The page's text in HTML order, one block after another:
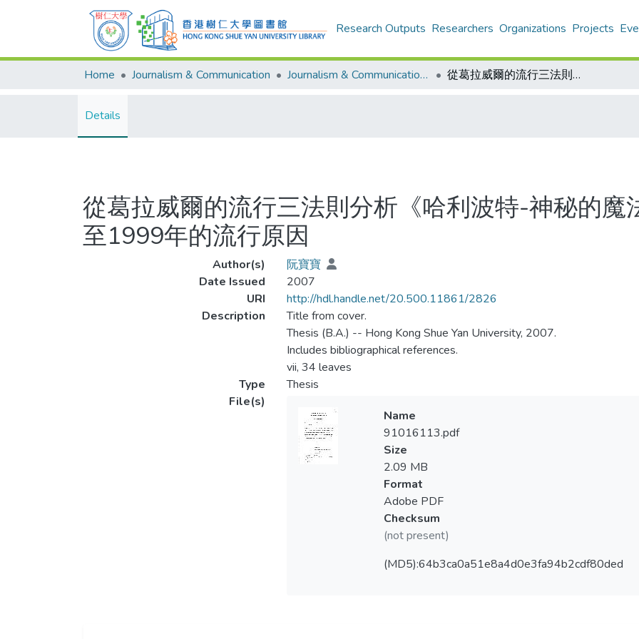
Research Outputs Researchers Organizations Projects
Home Journalism & Communication Journalism & Communication - Theses 從葛拉威爾的流行三法則分析《哈利波特-神秘的魔法石》小說於1997年至1999年的流行原因
Details
從葛拉威爾的流行三法則分析《哈利波特-神秘的魔
至1999年的流行原因
Author(s)
阮寶寶
Date Issued
2007
URI
http://hdl.handle.net/20.500.11861/2826
Description
Title from cover.
Thesis (B.A.) -- Hong Kong Shue Yan University, 2007.
Includes bibliographical references.
vii, 34 leaves
Type
Thesis
File(s)
Name
91016113.pdf
Size
2.09 MB
Format
Adobe PDF
Checksum
(not present)
(MD5):64b3ca0a51e8a4d0e3fa94b2cdf80ded